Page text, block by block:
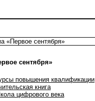
«Первое сентября»
сентября»
повышения квалификации
книга
цифрового века